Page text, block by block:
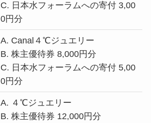
C. 日本水フォーラムへの寄付 3,00
0円分
A. Canal４℃ジュエリー
B. 株主優待券 8,000円分
C. 日本水フォーラムへの寄付 5,00
0円分
A. ４℃ジュエリー
B. 株主優待券 12,000円分